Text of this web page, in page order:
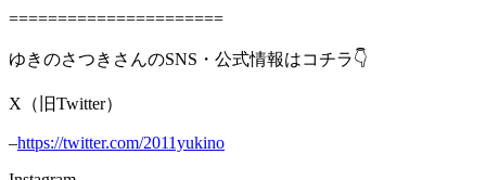
======================
ゆきのさつきさんのSNS・公式情報はコチラ👇
X（旧Twitter）
–https://twitter.com/2011yukino